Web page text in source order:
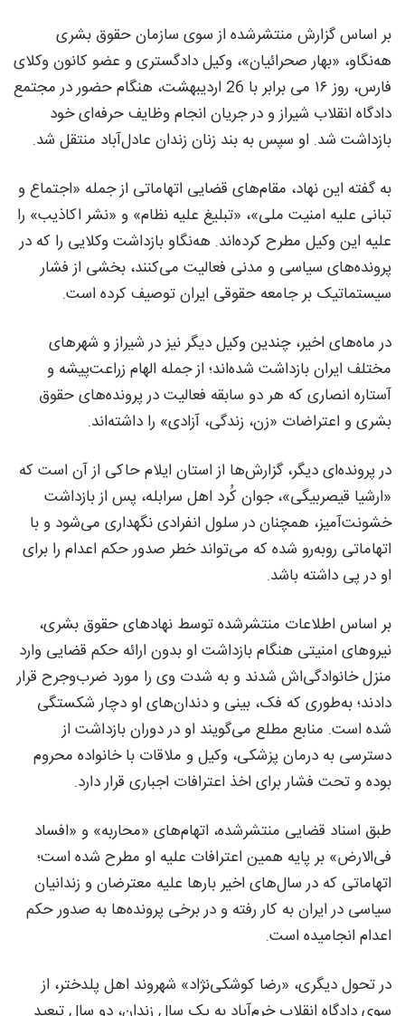
بر اساس گزارش منتشرشده از سوی سازمان حقوق بشری
هه‌نگاو، «بهار صحرائیان»، وکیل دادگستری و عضو کانون وکلای
فارس، روز ۱۶ می برابر با 26 اردیبهشت، هنگام حضور در مجتمع
دادگاه انقلاب شیراز و در جریان انجام وظایف حرفه‌ای خود
بازداشت شد. او سپس به بند زنان زندان عادل‌آباد منتقل شد.
به گفته این نهاد، مقام‌های قضایی اتهاماتی از جمله «اجتماع و
تبانی علیه امنیت ملی»، «تبلیغ علیه نظام» و «نشر اکاذیب» را
علیه این وکیل مطرح کرده‌اند. هه‌نگاو بازداشت وکلایی را که در
پرونده‌های سیاسی و مدنی فعالیت می‌کنند، بخشی از فشار
سیستماتیک بر جامعه حقوقی ایران توصیف کرده است.
در ماه‌های اخیر، چندین وکیل دیگر نیز در شیراز و شهرهای
مختلف ایران بازداشت شده‌اند؛ از جمله الهام زراعت‌پیشه و
آستاره انصاری که هر دو سابقه فعالیت در پرونده‌های حقوق
بشری و اعتراضات «زن، زندگی، آزادی» را داشته‌اند.
در پرونده‌ای دیگر، گزارش‌ها از استان ایلام حاکی از آن است که
«ارشیا قیصربیگی»، جوان کُرد اهل سرابله، پس از بازداشت
خشونت‌آمیز، همچنان در سلول انفرادی نگهداری می‌شود و با
اتهاماتی روبه‌رو شده که می‌تواند خطر صدور حکم اعدام را برای
او در پی داشته باشد.
بر اساس اطلاعات منتشرشده توسط نهادهای حقوق بشری،
نیروهای امنیتی هنگام بازداشت او بدون ارائه حکم قضایی وارد
منزل خانوادگی‌اش شدند و به شدت وی را مورد ضرب‌وجرح قرار
دادند؛ به‌طوری که فک، بینی و دندان‌های او دچار شکستگی
شده است. منابع مطلع می‌گویند او در دوران بازداشت از
دسترسی به درمان پزشکی، وکیل و ملاقات با خانواده محروم
بوده و تحت فشار برای اخذ اعترافات اجباری قرار دارد.
طبق اسناد قضایی منتشرشده، اتهام‌های «محاربه» و «افساد
فی‌الارض» بر پایه همین اعترافات علیه او مطرح شده است؛
اتهاماتی که در سال‌های اخیر بارها علیه معترضان و زندانیان
سیاسی در ایران به کار رفته و در برخی پرونده‌ها به صدور حکم
اعدام انجامیده است.
در تحول دیگری، «رضا کوشکی‌نژاد» شهروند اهل پلدختر، از